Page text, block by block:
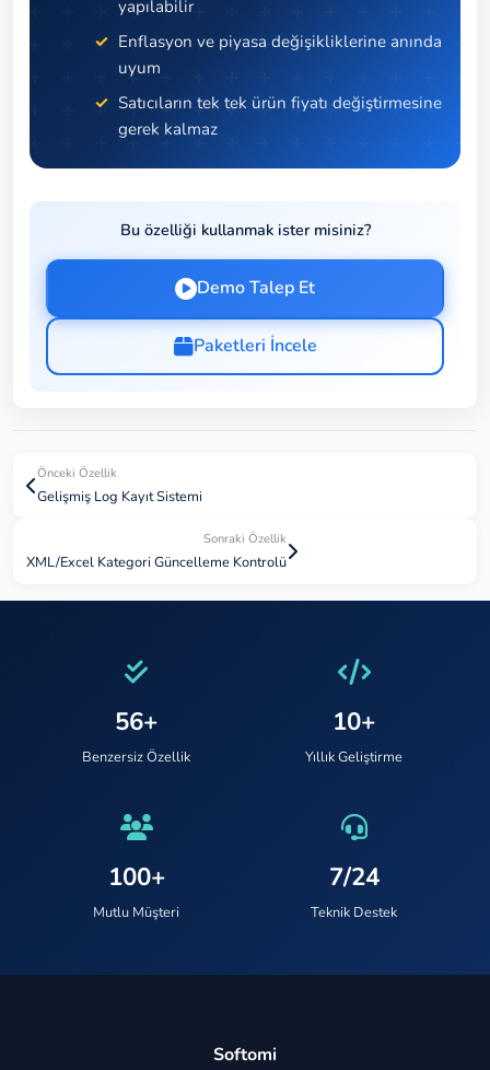
yapılabilir
Enflasyon ve piyasa değişikliklerine anında
uyum
Satıcıların tek tek ürün fiyatı değiştirmesine
gerek kalmaz
Bu özelliği kullanmak ister misiniz?
Demo Talep Et
Paketleri İncele
Önceki Özellik
Gelişmiş Log Kayıt Sistemi
Sonraki Özellik
XML/Excel Kategori Güncelleme Kontrolü
56+
Benzersiz Özellik
10+
Yıllık Geliştirme
100+
Mutlu Müşteri
7/24
Teknik Destek
Softomi